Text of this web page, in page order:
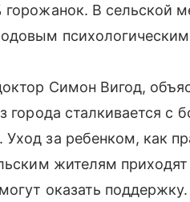
горожанок. В сельской
Симон Вигод,
города сталкивается с
за ребенком, как
жителям
оказать поддержку.